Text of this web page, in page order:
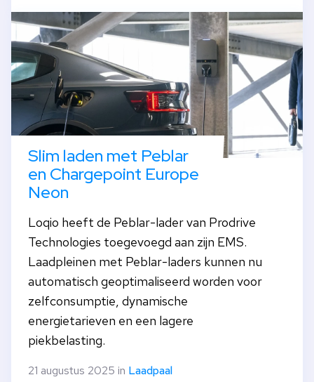
Slim laden met Peblar
en Chargepoint Europe
Neon
Loqio heeft de Peblar-lader van Prodrive
Technologies toegevoegd aan zijn EMS.
Laadpleinen met Peblar-laders kunnen nu
automatisch geoptimaliseerd worden voor
zelfconsumptie, dynamische
energietarieven en een lagere
piekbelasting.
21 augustus 2025 in Laadpaal